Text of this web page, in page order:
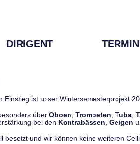
DIRIGENT
Einstieg ist unser Wintersemesterprojekt
über Oboen Trompeten Tuba
bei den Kontrabässen Geigen
besetzt und wir können keine weiteren